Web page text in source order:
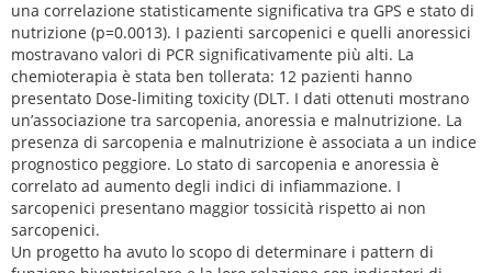
una correlazione statisticamente significativa tra GPS e stato di
nutrizione (p=0.0013). I pazienti sarcopenici e quelli anoressici
mostravano valori di PCR significativamente più alti. La
chemioterapia è stata ben tollerata: 12 pazienti hanno
presentato Dose-limiting toxicity (DLT. I dati ottenuti mostrano
un’associazione tra sarcopenia, anoressia e malnutrizione. La
presenza di sarcopenia e malnutrizione è associata a un indice
prognostico peggiore. Lo stato di sarcopenia e anoressia è
correlato ad aumento degli indici di infiammazione. I
sarcopenici presentano maggior tossicità rispetto ai non
sarcopenici.
Un progetto ha avuto lo scopo di determinare i pattern di